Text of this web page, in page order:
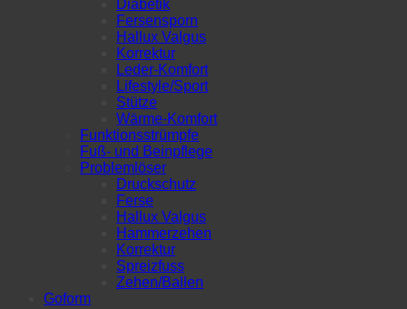
Diabetik
Fersensporn
Hallux Valgus
Korrektur
Leder-Komfort
Lifestyle/Sport
Stütze
Wärme-Komfort
Funktionsstrümpfe
Fuß- und Beinpflege
Problemlöser
Druckschutz
Ferse
Hallux Valgus
Hammerzehen
Korrektur
Spreizfuss
Zehen/Ballen
Goform